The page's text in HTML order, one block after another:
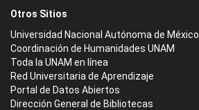
Otros Sitios
Universidad Nacional Autónoma de México
Coordinación de Humanidades UNAM
Toda la UNAM en línea
Red Universitaria de Aprendizaje
Portal de Datos Abiertos
Dirección General de Bibliotecas